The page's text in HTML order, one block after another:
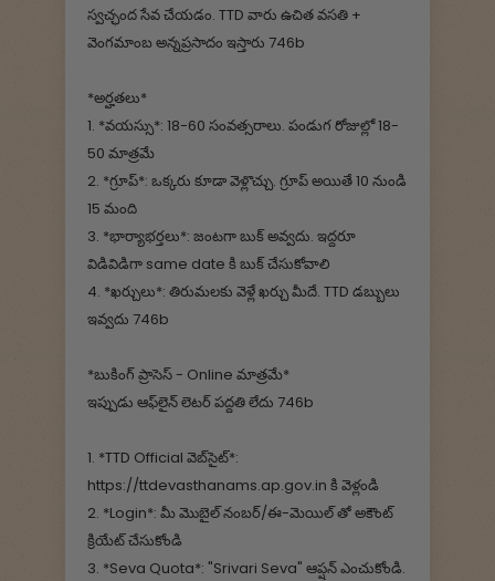
స్వచ్ఛంద సేవ చేయడం. TTD వారు ఉచిత వసతి +
వెంగమాంబ అన్నప్రసాదం ఇస్తారు 746b
*అర్హతలు*
1. *వయస్సు*: 18-60 సంవత్సరాలు. పండుగ రోజుల్లో 18-
50 మాత్రమే
2. *గ్రూప్*: ఒక్కరు కూడా వెళ్లొచ్చు. గ్రూప్ అయితే 10 నుండి
15 మంది
3. *భార్యాభర్తలు*: జంటగా బుక్ అవ్వదు. ఇద్దరూ
విడివిడిగా same date కి బుక్ చేసుకోవాలి
4. *ఖర్చులు*: తిరుమలకు వెళ్లే ఖర్చు మీదే. TTD డబ్బులు
ఇవ్వదు 746b
*బుకింగ్ ప్రాసెస్ - Online మాత్రమే*
ఇప్పుడు ఆఫ్‌లైన్ లెటర్ పద్దతి లేదు 746b
1. *TTD Official వెబ్‌సైట్*:
https://ttdevasthanams.ap.gov.in కి వెళ్లండి
2. *Login*: మీ మొబైల్ నంబర్/ఈ-మెయిల్ తో అకౌంట్
క్రియేట్ చేసుకోండి
3. *Seva Quota*: "Srivari Seva" ఆప్షన్ ఎంచుకోండి.